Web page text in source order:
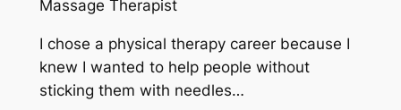
Massage Therapist
I chose a physical therapy career because I
knew I wanted to help people without
sticking them with needles…